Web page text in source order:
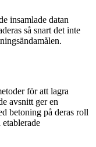
insamlade datan
så snart det inte
för att lagra
avsnitt ger en
betoning på deras roll